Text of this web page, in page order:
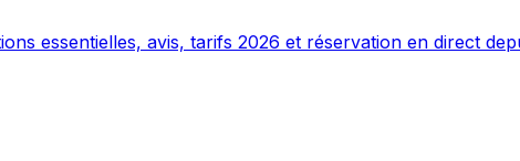
essentielles, avis, tarifs 2026 et réservation en direct